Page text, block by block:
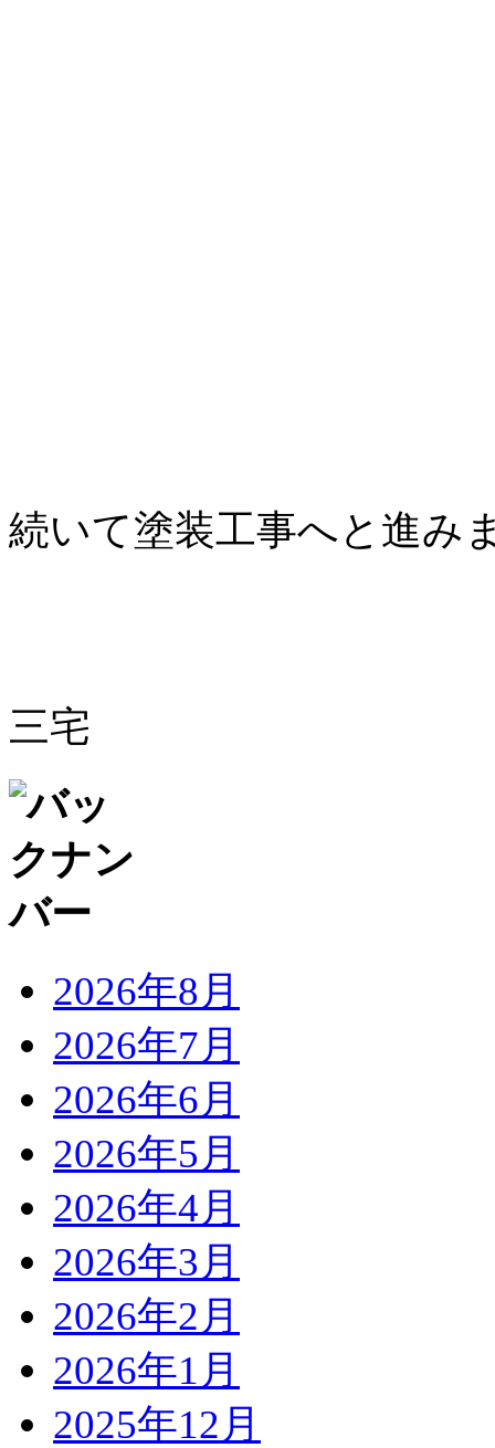
続いて塗装工事へと進み
三宅
2026年8月
2026年7月
2026年6月
2026年5月
2026年4月
2026年3月
2026年2月
2026年1月
2025年12月